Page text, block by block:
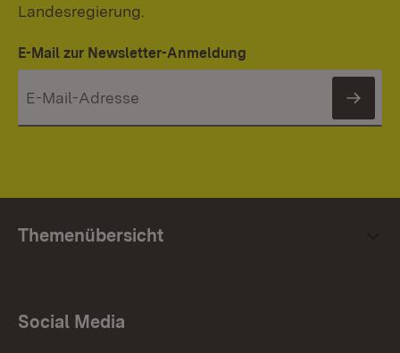
Landesregierung.
E-Mail zur Newsletter-Anmeldung
Themenübersicht
Social Media